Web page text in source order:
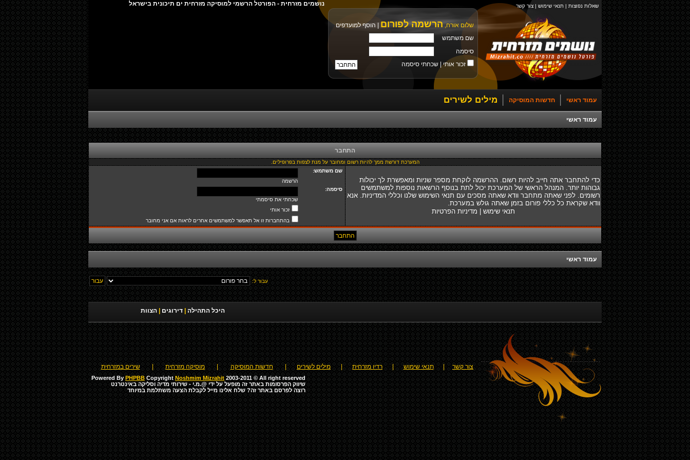
שאלות נפוצות | תנאי שימוש | צור קשר
שלום אורח, הרשמה לפורום
הוסף למועדפים
שם משתמש
סיסמה
זכור אותי |שכחתי סיסמה
נושמים מזרחית - הפורטל הרשמי למוסיקה מזרחית ים תיכונית בישראל
עמוד ראשי חדשות המוסיקה מילים לשירים
עמוד ראשי
התחבר
המערכת דורשת ממך להיות רשום ומחובר על מנת לצפות בפרופילים.
כדי להתחבר אתה חייב להיות רשום. ההרשמה לוקחת מספר שניות ומאפשרת לך יכולות
גבוהות יותר. המנהל הראשי של המערכת יכול לתת בנוסף הרשאות נוספות למשתמשים
רשומים. לפני שאתה מתחבר וודא שאתה מסכים עם תנאי השימוש שלנו וכללי המדיניות. אנא
וודא שקראת כל כללי פורום בזמן שאתה גולש במערכת.
תנאי שימוש
מדיניות הפרטיות
שם משתמש:
הרשמה
סיסמה:
שכחתי את סיסמתי
זכור אותי
בהתחברות זו אל תאפשר למשתמשים אחרים לראות אם אני מחובר
עמוד ראשי
עבור ל:
היכל התהילה דירוגים הצוות
צור קשר תנאי שימוש רדיו מזרחית מילים לשירים חדשות המוסיקה מוסיקה מזרחית שירים במזרחית
Powered By PHPBB Copyright Noshmim Mizrahit 2003-2011 © All right reserved
שיווק הפרסומות באתר זה מופעל על ידי @.מ.י - שירותי מדיה וסליקה באינטרנט
רוצה לפרסם באתר זה? שלח אלינו מייל לקבלת הצעה משתלמת במיוחד